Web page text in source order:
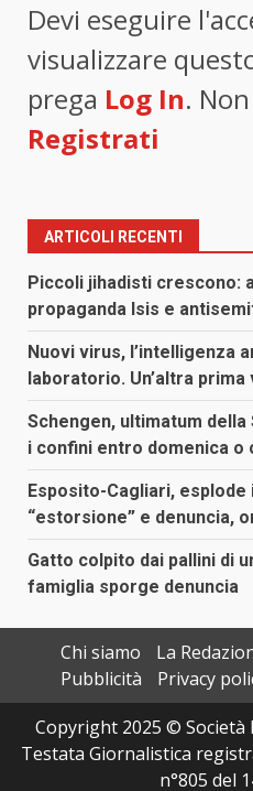
Devi eseguire
visualizzare
prega Log In.
Registrati
ARTICOLI RECENTI
Piccoli jihadisti crescono:
propaganda Isis e
Nuovi virus, l’intelligenza
laboratorio. Un’altra
Schengen, ultimatum della
i confini entro domenica o
Esposito-Cagliari,
“estorsione” e denuncia,
Gatto colpito dai pallini di
famiglia sporge denuncia
Chi siamo
La
Pubblicità
Privacy
Copyright 2025 © Società
Testata Giornalistica
n°805 del